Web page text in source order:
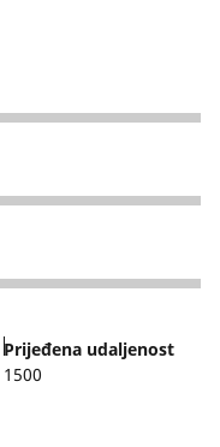
Prijeđena udaljenost
1500